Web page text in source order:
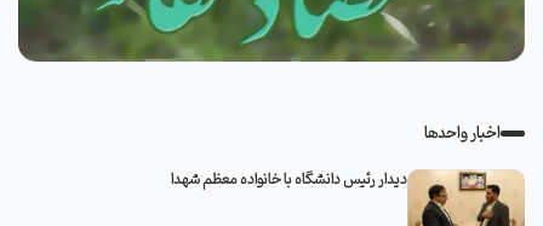
اخبار واحدها
دیدار رئیس دانشگاه با خانواده معظم شهدا